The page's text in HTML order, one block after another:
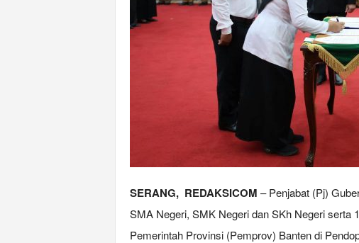
SERANG, REDAKSICOM – Penjabat (Pj)
SMA Negeri, SMK Negeri dan SKh Negeri serta
Pemerintah Provinsi (Pemprov) Banten di